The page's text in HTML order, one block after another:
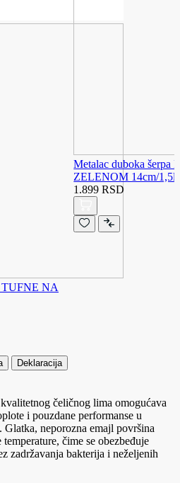
TUFNE NA
Metalac duboka
ZELENOM 14cm/
1.899 RSD
Deklaracija
čeličnog lima omogućava
i pouzdane performanse u
neporozna emajl površina
čime se obezbeđuje
zadržavanja bakterija i neželjenih